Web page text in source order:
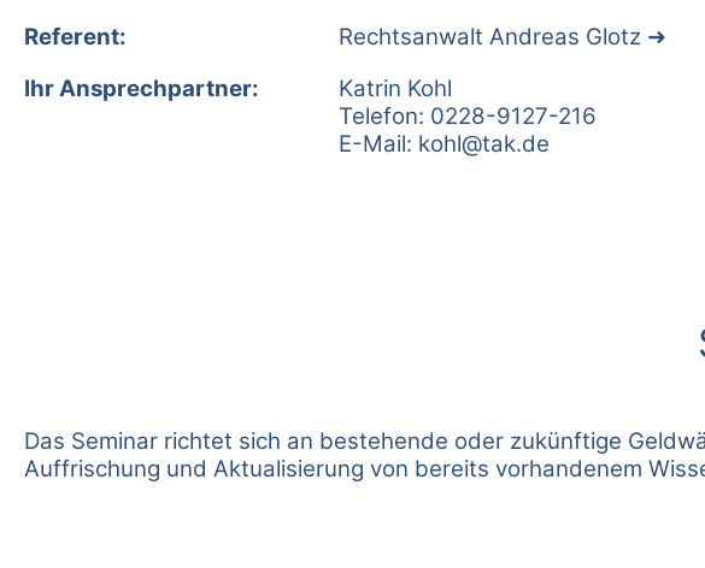
Referent:
Rechtsanwalt Andreas Glotz
Ihr Ansprechpartner:
Katrin Kohl
Telefon: 0228-9127-216
E-Mail: kohl@tak.de
Das Seminar richtet sich an bestehende oder zukünftige
Auffrischung und Aktualisierung von bereits vorhandenem